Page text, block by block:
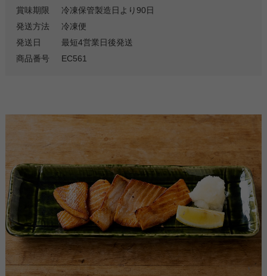
賞味期限
冷凍保管製造日より90日
発送方法
冷凍便
発送日
最短4営業日後発送
商品番号
EC561